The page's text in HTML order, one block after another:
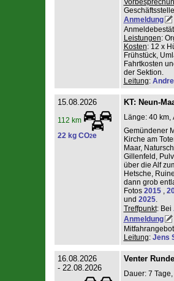
Anmeldung
Leistungen:
Kosten: 12 x
Frühstück,
Fahrtkosten
der Sektion.
Leitung:
15.08.2026
112 km
22 kg CO2e
KT: Neun-
Länge: 40 km,
Gemündener
Kirche am
Maar,
Gillenfeld,
über die Alf
Hetsche,
dann grob
Fotos 2015 ,
und 2025.
Treffpunkt: Bei
Anmeldung
Leitung: Jens
16.08.2026
- 22.08.2026
Venter
Dauer: 7